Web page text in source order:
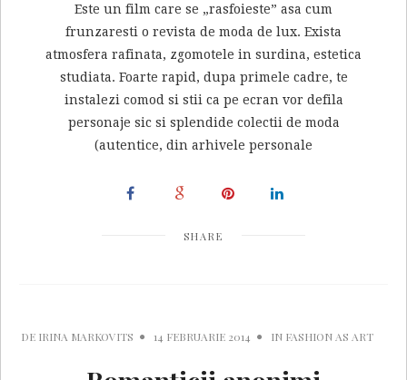
Este un film care se „rasfoieste” asa cum
frunzaresti o revista de moda de lux. Exista
atmosfera rafinata, zgomotele in surdina, estetica
studiata. Foarte rapid, dupa primele cadre, te
instalezi comod si stii ca pe ecran vor defila
personaje sic si splendide colectii de moda
(autentice, din arhivele personale
SHARE
DE IRINA MARKOVITS 14 FEBRUARIE 2014 IN FASHION AS ART